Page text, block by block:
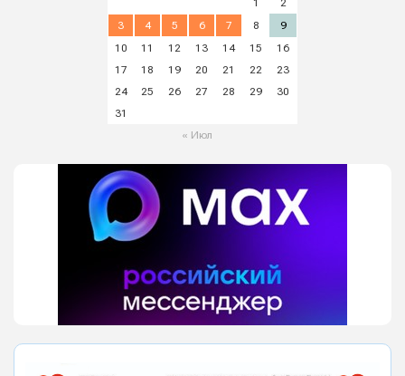
1
2
3
4 5 6 7 8
9
10
11 12 13 14 15
16
17
18 19 20 21 22
23
24
25 26 27 28 29
30
31
« Июл